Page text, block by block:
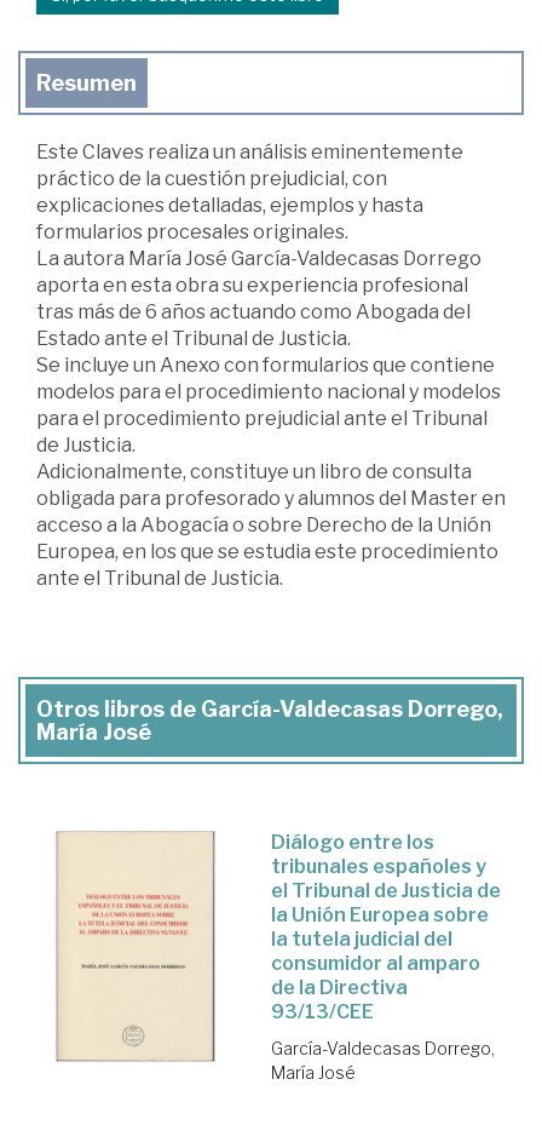
Resumen
Este Claves realiza un análisis eminentemente
práctico de la cuestión prejudicial, con
explicaciones detalladas, ejemplos y hasta
formularios procesales originales.
La autora María José García-Valdecasas Dorrego
aporta en esta obra su experiencia profesional
tras más de 6 años actuando como Abogada del
Estado ante el Tribunal de Justicia.
Se incluye un Anexo con formularios que contiene
modelos para el procedimiento nacional y modelos
para el procedimiento prejudicial ante el Tribunal
de Justicia.
Adicionalmente, constituye un libro de consulta
obligada para profesorado y alumnos del Master en
acceso a la Abogacía o sobre Derecho de la Unión
Europea, en los que se estudia este procedimiento
ante el Tribunal de Justicia.
Otros libros de García-Valdecasas Dorrego,
María José
Diálogo entre los
tribunales españoles y
el Tribunal de Justicia de
la Unión Europea sobre
la tutela judicial del
consumidor al amparo
de la Directiva
93/13/CEE
García-Valdecasas Dorrego,
María José